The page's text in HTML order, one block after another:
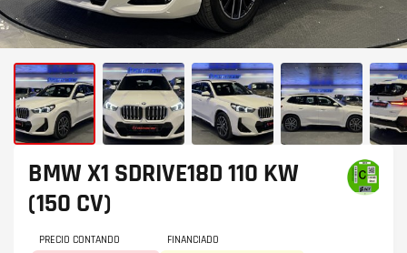
BMW X1 SDRIVE18D 110 KW
(150 CV)
PRECIO CONTANDO FINANCIADO